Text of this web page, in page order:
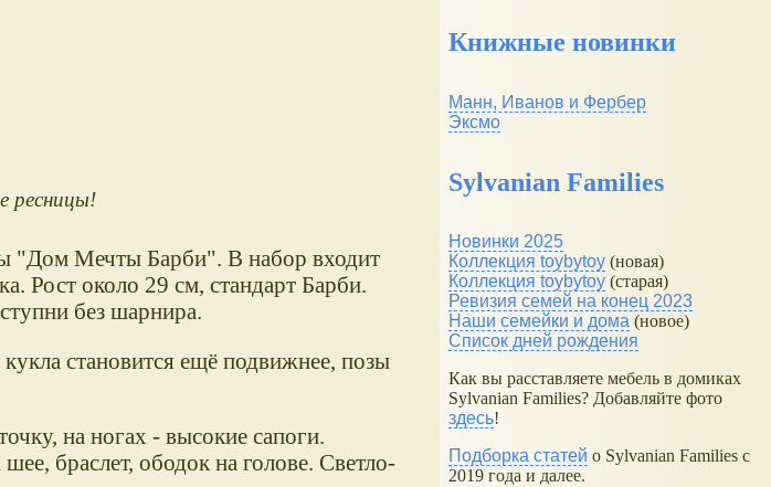
ресницы!
"Дом Мечты Барби". В набор входит
Рост около 29 см, стандарт Барби.
без шарнира.
становится ещё подвижнее, позы
на ногах - высокие сапоги.
браслет, ободок на голове. Светло-
Книжные новинки
Манн, Иванов и Фербер
Эксмо
Sylvanian Families
Новинки 2025
Коллекция toybytoy (новая)
Коллекция toybytoy (старая)
Ревизия семей на конец 2023
Наши семейки и дома (новое)
Список дней рождения
Как вы расставляете мебель в домиках
Sylvanian Families? Добавляйте фото
здесь!
Подборка статей о Sylvanian Families с
2019 года и далее.